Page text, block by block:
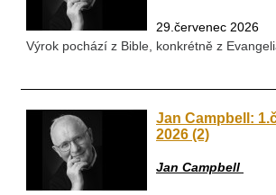
29.červenec 2026
Výrok pochází z Bible, konkrétně z
Jan Campbell:
2026 (2)
Jan Campbell